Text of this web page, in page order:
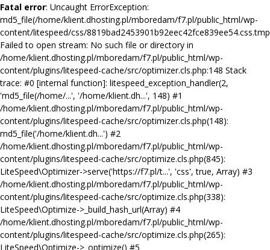
Fatal error: Uncaught ErrorException:
md5_file(/home/klient.dhosting.pl/mboredam/f7.pl/public_html/wp-
content/litespeed/css/
Failed to open stream: No such file or directory in
/home/klient.dhosting.pl/mboredam/f7.pl/public_html/wp-
content/plugins/litespeed-cache/src/optimizer.cls.php:148 Stack
trace: #0 [internal function]: litespeed_exception_handler(2,
'md5_file(/home/...', '/home/klient.dh...', 148) #1
/home/klient.dhosting.pl/mboredam/f7.pl/public_html/wp-
content/plugins/litespeed-cache/src/optimizer.cls.php(148):
md5_file('/home/klient.dh...') #2
/home/klient.dhosting.pl/mboredam/f7.pl/public_html/wp-
content/plugins/litespeed-cache/src/optimize.cls.php(845):
LiteSpeed\Optimizer->serve('https://f7.pl/t...', 'css', true, Array) #3
/home/klient.dhosting.pl/mboredam/f7.pl/public_html/wp-
content/plugins/litespeed-cache/src/optimize.cls.php(338):
LiteSpeed\Optimize->_build_hash_url(Array) #4
/home/klient.dhosting.pl/mboredam/f7.pl/public_html/wp-
content/plugins/litespeed-cache/src/optimize.cls.php(265):
LiteSpeed\Optimize->_optimize() #5